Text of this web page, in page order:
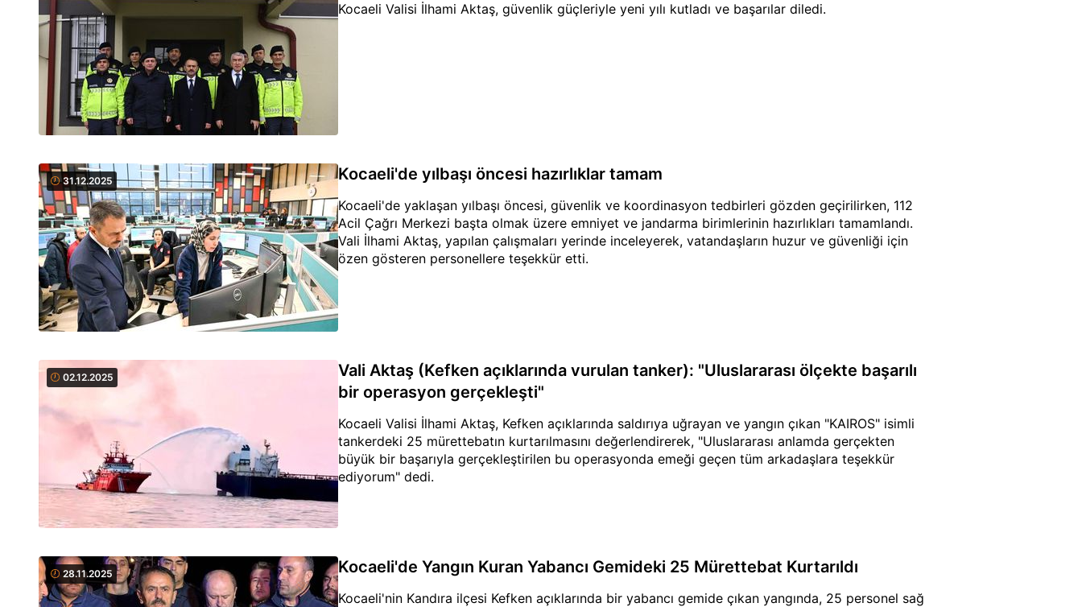
Kocaeli Valisi İlhami Aktaş, güvenlik güçleriyle yeni yılı kutladı ve başarılar diledi.
31.12.2025 Kocaeli'de yılbaşı öncesi hazırlıklar tamam
Kocaeli'de yaklaşan yılbaşı öncesi, güvenlik ve koordinasyon tedbirleri gözden geçirilirken, 112
Acil Çağrı Merkezi başta olmak üzere emniyet ve jandarma birimlerinin hazırlıkları tamamlandı.
Vali İlhami Aktaş, yapılan çalışmaları yerinde inceleyerek, vatandaşların huzur ve güvenliği için
özen gösteren personellere teşekkür etti.
02.12.2025
Vali Aktaş (Kefken açıklarında vurulan tanker): "Uluslararası ölçekte başarılı
bir operasyon gerçekleşti"
Kocaeli Valisi İlhami Aktaş, Kefken açıklarında saldırıya uğrayan ve yangın çıkan "KAIROS" isimli
tankerdeki 25 mürettebatın kurtarılmasını değerlendirerek, "Uluslararası anlamda gerçekten
büyük bir başarıyla gerçekleştirilen bu operasyonda emeği geçen tüm arkadaşlara teşekkür
ediyorum" dedi.
28.11.2025 Kocaeli'de Yangın Kuran Yabancı Gemideki 25 Mürettebat Kurtarıldı
Kocaeli'nin Kandıra ilçesi Kefken açıklarında bir yabancı gemide çıkan yangında, 25 personel sağ